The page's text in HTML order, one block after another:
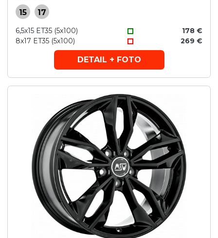
15 17
6,5x15 ET35 (5x100)
178 €
8x17 ET35 (5x100)
269 €
DETAIL + FOTO